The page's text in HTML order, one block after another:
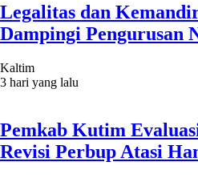
Legalitas dan
Dampingi Pengurusan
Kaltim
3 hari yang lalu
Pemkab Kutim
Revisi Perbup Atasi